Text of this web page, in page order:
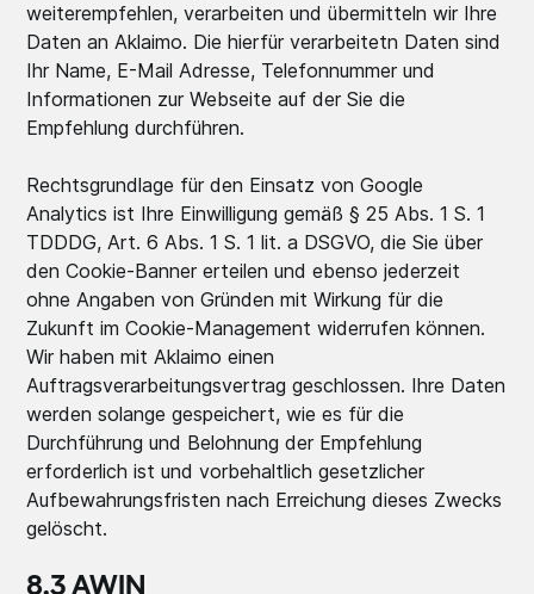
weiterempfehlen, verarbeiten und übermitteln wir Ihre
Daten an Aklaimo. Die hierfür verarbeitetn Daten sind
Ihr Name, E-Mail Adresse, Telefonnummer und
Informationen zur Webseite auf der Sie die
Empfehlung durchführen.
Rechtsgrundlage für den Einsatz von Google
Analytics ist Ihre Einwilligung gemäß § 25 Abs. 1 S. 1
TDDDG, Art. 6 Abs. 1 S. 1 lit. a DSGVO, die Sie über
den Cookie-Banner erteilen und ebenso jederzeit
ohne Angaben von Gründen mit Wirkung für die
Zukunft im Cookie-Management widerrufen können.
Wir haben mit Aklaimo einen
Auftragsverarbeitungsvertrag geschlossen. Ihre Daten
werden solange gespeichert, wie es für die
Durchführung und Belohnung der Empfehlung
erforderlich ist und vorbehaltlich gesetzlicher
Aufbewahrungsfristen nach Erreichung dieses Zwecks
gelöscht.
8.3 AWIN